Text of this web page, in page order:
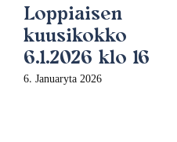
Loppiaisen
kuusikokko
6.1.2026 klo 16
6. Januaryta 2026